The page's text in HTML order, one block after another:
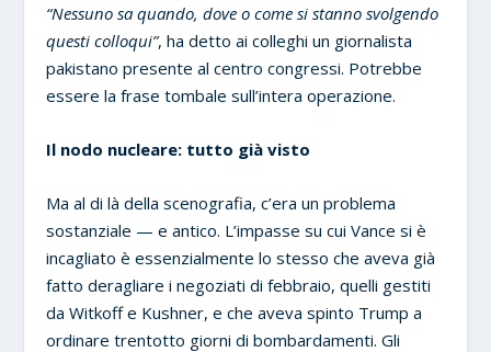
“Nessuno sa quando, dove o come si stanno svolgendo
questi colloqui”, ha detto ai colleghi un giornalista
pakistano presente al centro congressi. Potrebbe
essere la frase tombale sull’intera operazione.
Il nodo nucleare: tutto già visto
Ma al di là della scenografia, c’era un problema
sostanziale — e antico. L’impasse su cui Vance si è
incagliato è essenzialmente lo stesso che aveva già
fatto deragliare i negoziati di febbraio, quelli gestiti
da Witkoff e Kushner, e che aveva spinto Trump a
ordinare trentotto giorni di bombardamenti. Gli